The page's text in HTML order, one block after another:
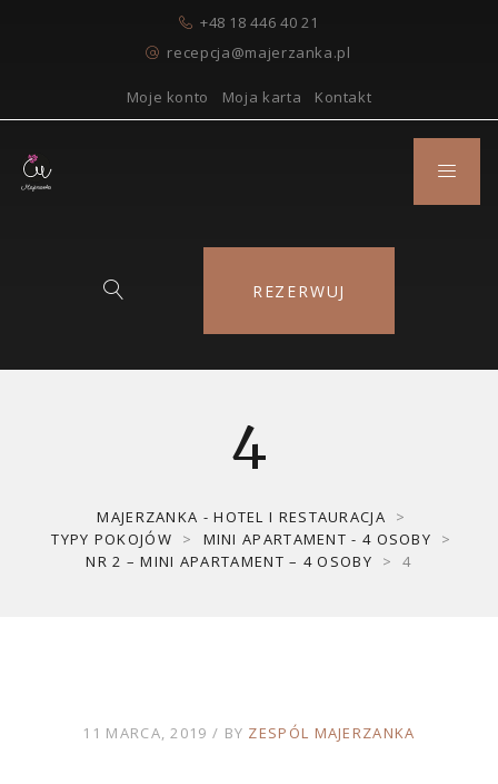
+48 18 446 40 21
recepcja@majerzanka.pl
Moje konto Moja karta Kontakt
REZERWUJ
4
MAJERZANKA - HOTEL I RESTAURACJA
>
TYPY POKOJÓW
> MINI APARTAMENT - 4 OSOBY
>
NR 2 – MINI APARTAMENT – 4 OSOBY
> 4
11 MARCA, 2019 BY ZESPÓL MAJERZANKA